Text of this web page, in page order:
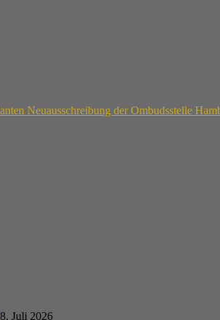
Neuausschreibung der Ombudsstelle
8. Juli 2026